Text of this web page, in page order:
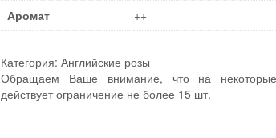
Аромат
++
Категория: Английские розы
Обращаем Ваше внимание, что на
действует ограничение не более 15 шт.